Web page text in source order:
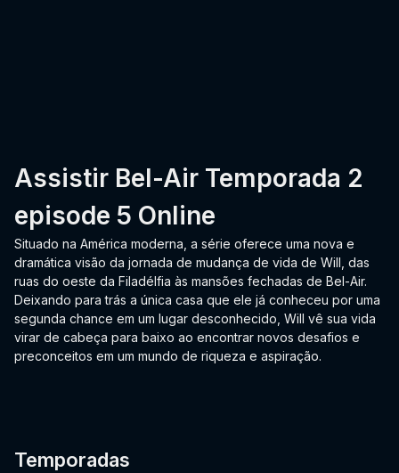
Assistir Bel-Air Temporada 2
episode 5 Online
Situado na América moderna, a série oferece uma nova e
dramática visão da jornada de mudança de vida de Will, das
ruas do oeste da Filadélfia às mansões fechadas de Bel-Air.
Deixando para trás a única casa que ele já conheceu por uma
segunda chance em um lugar desconhecido, Will vê sua vida
virar de cabeça para baixo ao encontrar novos desafios e
preconceitos em um mundo de riqueza e aspiração.
Temporadas